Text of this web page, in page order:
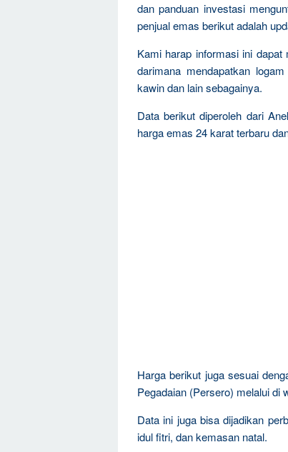
dan panduan investasi
penjual emas berikut adalah
Kami harap informasi ini dapat
darimana mendapatkan
kawin dan lain sebagainya.
Data berikut diperoleh dari
harga emas 24 karat terbaru
Harga berikut juga sesuai
Pegadaian (Persero) melalui di
Data ini juga bisa dijadikan
idul fitri, dan kemasan natal.